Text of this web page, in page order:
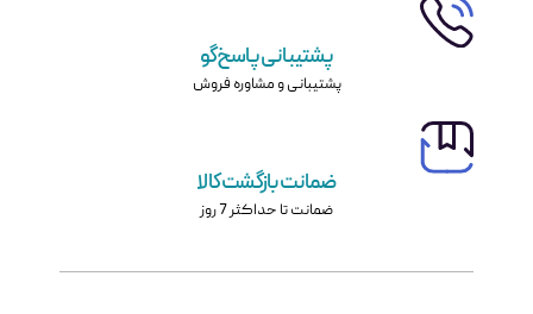
پشتیبانی پاسخ‌گو
پشتیبانی و مشاوره فروش
ضمانت بازگشت کالا
ضمانت تا حداکثر 7 روز